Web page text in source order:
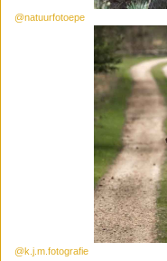
@natuurfotoepe
@k.j.m.fotografie